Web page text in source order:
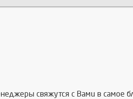
свяжутся с Вами в самое